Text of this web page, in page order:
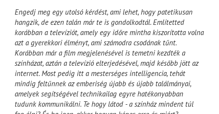
Engedj meg egy utolsó kérdést, ami lehet, hogy patetikusan
hangzik, de ezen talán már te is gondolkodtál. Említetted
korábban a televíziót, amely egy időre mintha kiszorította volna
azt a gyerekkori élményt, ami számodra csodának tűnt.
Korábban már a film megjelenésével is temetni kezdték a
színházat, aztán a televízió elterjedésével, majd később jött az
internet. Most pedig itt a mesterséges intelligencia, tehát
mindig feltűnnek az emberiség újabb és újabb találmányai,
amelyek segítségével technikailag egyre hatékonyabban
tudunk kommunikálni. Te hogy látod - a színház mindent túl